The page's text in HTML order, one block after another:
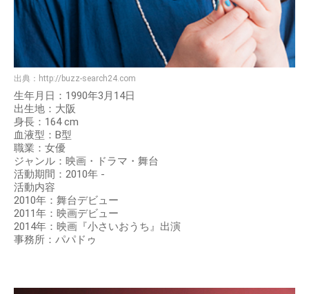
出典： http://buzz-search24.com
生年月日：1990年3月14日
出生地：大阪
身長：164 cm
血液型：B型
職業：女優
ジャンル：映画・ドラマ・舞台
活動期間：2010年 -
活動内容
2010年：舞台デビュー
2011年：映画デビュー
2014年：映画『小さいおうち』出演
事務所：パパドゥ